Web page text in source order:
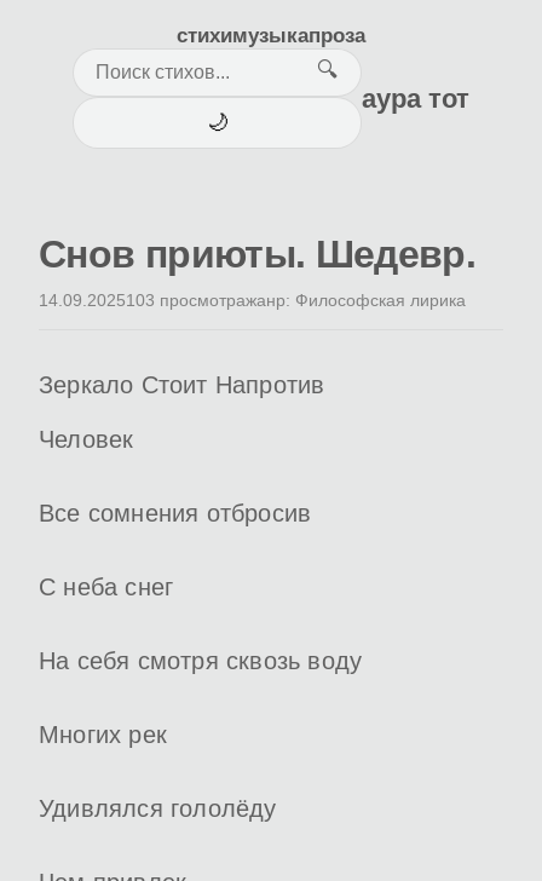
стихимузыкапроза
🔍
🌙
аура тот
Снов приюты. Шедевр.
14.09.2025103 просмотражанр: Философская лирика
Зеркало Стоит Напротив
Человек
Все сомнения отбросив
С неба снег
На себя смотря сквозь воду
Многих рек
Удивлялся гололёду